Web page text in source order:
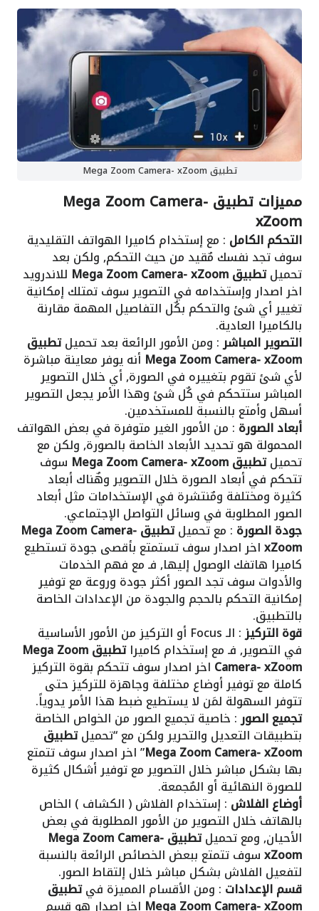
تطبيق Mega Zoom Camera- xZoom
مميزات تطبيق Mega Zoom Camera-
xZoom
التحكم الكامل : مع إستخدام كاميرا الهواتف التقليدية
سوف تجد نفسك مٌقيد من حيث التحكم, ولكن بعد
تحميلتطبيق Mega Zoom Camera- xZoom للاندرويد
اخر اصدار وإستخدامه في التصوير سوف تمتلك إمكانية
تغيير أي شئ والتحكم بكٌل التفاصيل المهمة مقارنة
بالكاميرا العادية.
التصوير المباشر: ومن الأمور الرائعة بعد تحميلتطبيق
Mega Zoom Camera- xZoom أنه يوفر معاينة مباشرة
لأي شئ تقوم بتغييره في الصورة, أي خلال التصوير
المباشر ستتحكم في كٌل شئ وهذا الأمر يجعل التصوير
أسهل وأمتع بالنسبة للمستخدمين.
أبعاد الصورة : من الأمور الغير متوفرة في بعض الهواتف
المحمولة هو تحديد الأبعاد الخاصة بالصورة, ولكن مع
تحميلتطبيق Mega Zoom Camera- xZoom سوف
تتحكم في أبعاد الصورة خلال التصوير وهٌناك أبعاد
كثيرة ومختلفة ومٌنتشرة في الإستخدامات مثل أبعاد
الصور المطلوبة في وسائل التواصل الإجتماعي.
جودة الصورة : مع تحميل تطبيق Mega Zoom Camera-
xZoomاخر اصدار سوف تستمتع بأقصى جودة تستطيع
كاميرا هاتفك الوصول إليها, فـ مع فهم الخدمات
والأدوات سوف تجد الصور أكثر جودة وروعة مع توفير
إمكانية التحكم بالحجم والجودة من الإعدادات الخاصة
بالتطبيق.
قوة التركيز : الـ Focus أو التركيز من الأمور الأساسية
في التصوير, فـ مع إستخدام كاميرا تطبيق Mega Zoom
Camera- xZoom اخر اصدار سوف تتحكم بقوة التركيز
كاملة مع توفير أوضاع مختلفة وجاهزة للتركيز حتى
تتوفر السهولة لمَن لا يستطيع ضبط هذا الأمر يدوياً.
تجميع الصور: خاصية تجميع الصور من الخواص الخاصة
بتطبيقات التعديل والتحرير ولكن مع “تحميلتطبيق
Mega Zoom Camera- xZoom” اخر اصدار سوف تتمتع
بها بشكل مباشر خلال التصوير مع توفير أشكال كثيرة
للصورة النهائية أو المٌجمعة.
أوضاع الفلاش : إستخدام الفلاش ( الكشاف ) الخاص
بالهاتف خلال التصوير من الأمور المطلوبة في بعض
الأحيان, ومع تحميل تطبيق Mega Zoom Camera-
xZoomسوف تتمتع ببعض الخصائص الرائعة بالنسبة
لتفعيل الفلاش بشكل مباشر خلال إلتقاط الصور.
قسم الإعدادات : ومن الأقسام المميزة فيتطبيق
Mega Zoom Camera- xZoom اخر اصدار هو قسم